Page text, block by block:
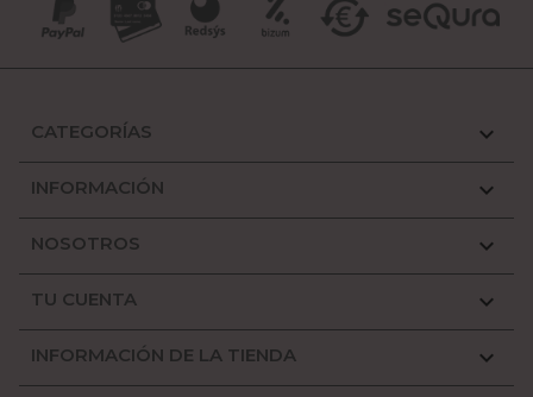
CATEGORÍAS 
INFORMACIÓN 
NOSOTROS 
TU CUENTA 
INFORMACIÓN DE LA TIENDA 